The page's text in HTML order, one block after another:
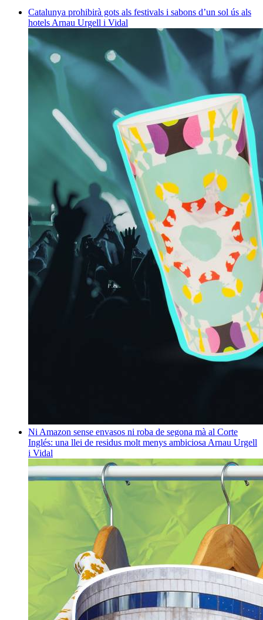
Catalunya prohibirà gots als festivals i sabons d’un sol ús als
hotels Arnau Urgell i Vidal
Ni Amazon sense envasos ni roba de segona mà al Corte
Inglés: una llei de residus molt menys ambiciosa Arnau Urgell
i Vidal